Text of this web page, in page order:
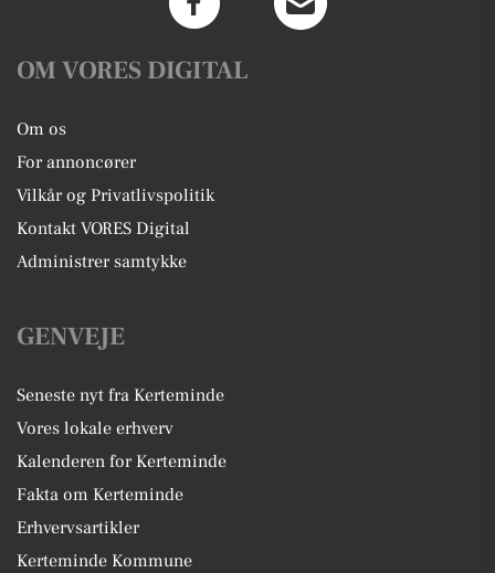
OM VORES DIGITAL
Om os
For annoncører
Vilkår og Privatlivspolitik
Kontakt VORES Digital
Administrer samtykke
GENVEJE
Seneste nyt fra Kerteminde
Vores lokale erhverv
Kalenderen for Kerteminde
Fakta om Kerteminde
Erhvervsartikler
Kerteminde Kommune